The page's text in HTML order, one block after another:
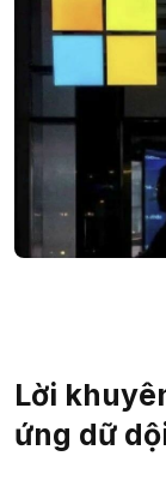
Lời
ứng dữ